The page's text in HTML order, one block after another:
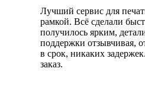
Лучший сервис для
рамкой. Всё сделали
получилось ярким,
поддержки отзывчивая,
в срок, никаких
заказ.